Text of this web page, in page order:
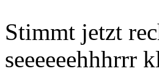
Stimmt jetzt
seeeeeehhhrrr